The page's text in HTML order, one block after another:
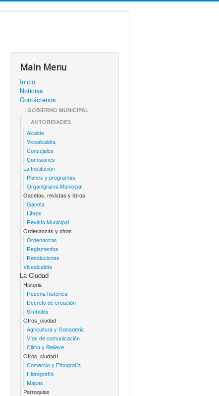
Main Menu
Inicio
Noticias
Contáctenos
GOBIERNO MUNICIPAL
AUTORIDADES
Alcalde
Vicealcaldía
Concejales
Comisiones
La Institución
Planes y programas
Organigrama Municipal
Gacetas, revistas y libros
Gaceta
Libros
Revista Municipal
Ordenanzas y otros
Ordenanzas
Reglamentos
Resoluciones
Vicealcaldía
La Ciudad
Historia
Reseña histórica
Decreto de creación
Simbolos
Otros_ciudad
Agricultura y Ganaderia
Vías de comunicación
Clima y Relieve
Otros_ciudad1
Comercio y Etnografía
Hidrografía
Mapas
Parroquias